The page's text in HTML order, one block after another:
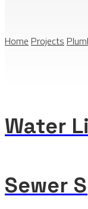
Home Projects
Water
Sewer